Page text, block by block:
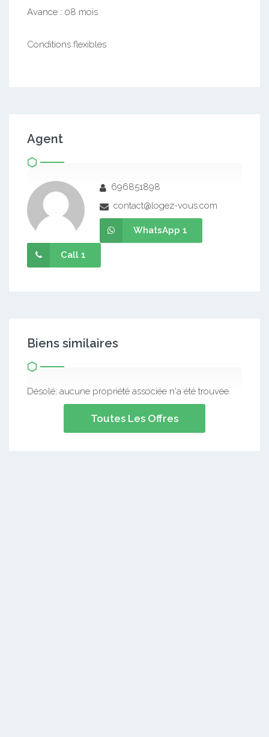
Avance : 08 mois
Conditions flexibles
Agent
696851898
contact@logez-vous.com
WhatsApp 1
Call 1
Biens similaires
Désolé, aucune propriété associée n'a été trouvée.
Toutes Les Offres